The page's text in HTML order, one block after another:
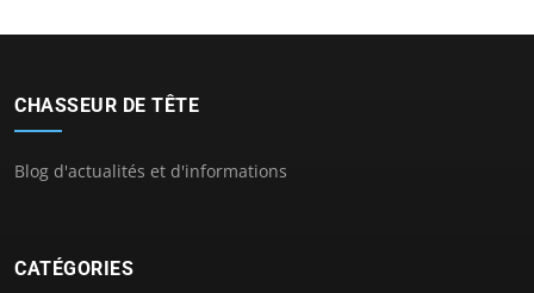
CHASSEUR DE TÊTE
Blog d'actualités et d'informations
CATÉGORIES